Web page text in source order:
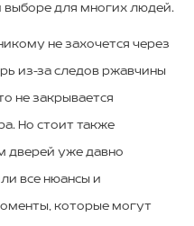
выборе для многих людей.
не захочется через
из-за следов ржавчины
не закрывается
Но стоит также
дверей уже давно
все нюансы и
которые могут